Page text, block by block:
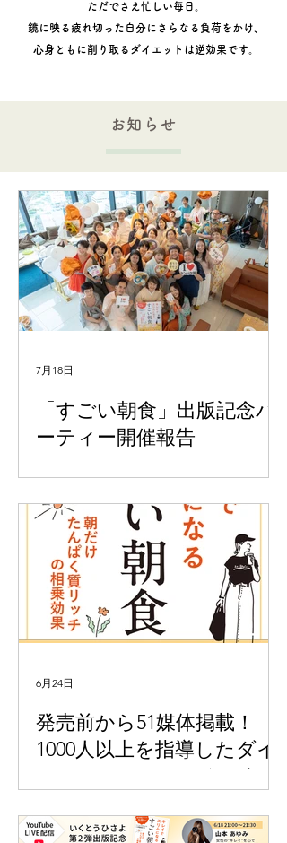
ただでさえ忙しい毎日。
鏡に映る疲れ切った自分にさらなる負荷をかけ、
心身ともに削り取るダイエットは逆効果です。
お知らせ
「すごい朝食」出版記念パ
ーティー開催報告
7月18日
発売前から51媒体掲載！
1000人以上を指導したダイ
エットコーチ・いくとうひ
売
6月24日